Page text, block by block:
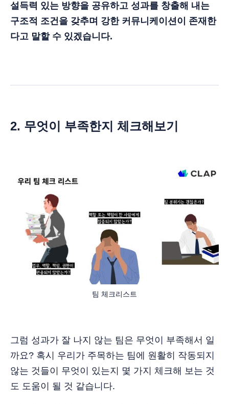
설득력 있는 방향을 공유하고 성과를 창출해 내는
구조적 조건을 갖추며 강한 커뮤니케이션이 존재한
다고 말할 수 있겠습니다.
2. 무엇이 부족한지 체크해보기
팀 체크리스트
그럼 성과가 잘 나지 않는 팀은 무엇이 부족해서 일
까요? 혹시 우리가 주목하는 팀에 원활히 작동되지
않는 것들이 무엇이 있는지 몇 가지 체크해 보는 것
도 도움이 될 것 같습니다.